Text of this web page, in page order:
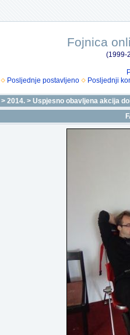
Fojnica
(1999-
Posljednje postavljeno Posljednji
> 2014. > Uspjesno obavljena akcija